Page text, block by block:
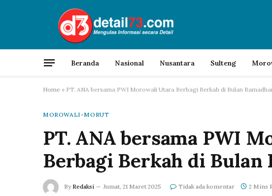
Beranda Nasional Nusantara Sulteng
Home » PT. ANA bersama PWI Morowali Utara Berbagi Berkah di Bulan
MOROWALI-MORUT
PT. ANA bersama PWI
Berbagi Berkah di Bulan
By Redaksi Jumat, 21 Maret 2025 Tidak ada komentar 2 Mins